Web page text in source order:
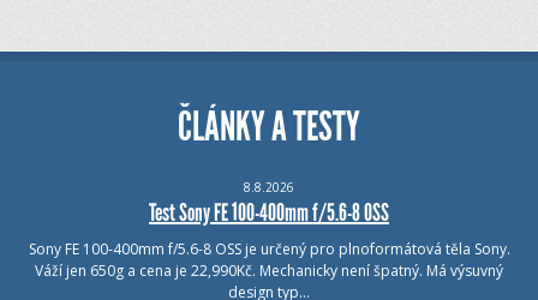
ČLÁNKY A TESTY
8.8.2026
Test Sony FE 100-400mm f/5.6-8 OSS
Sony FE 100-400mm f/5.6-8 OSS je určený pro plnoformátová těla Sony.
Váží jen 650g a cena je 22,990Kč. Mechanicky není špatný. Má výsuvný
design typ…